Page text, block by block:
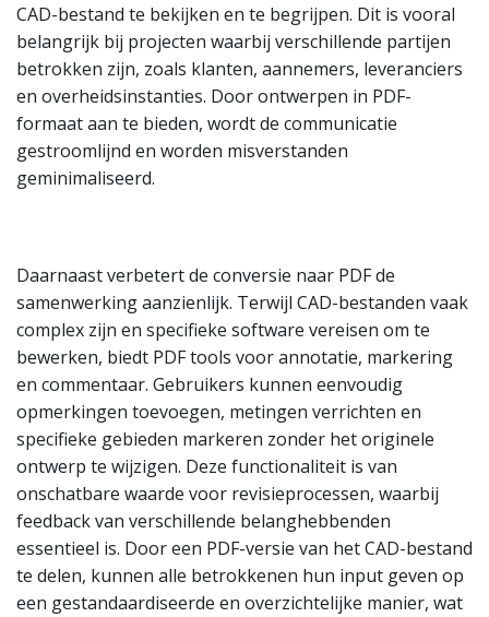
CAD-bestand te bekijken en te begrijpen. Dit is vooral
belangrijk bij projecten waarbij verschillende partijen
betrokken zijn, zoals klanten, aannemers, leveranciers
en overheidsinstanties. Door ontwerpen in PDF-
formaat aan te bieden, wordt de communicatie
gestroomlijnd en worden misverstanden
geminimaliseerd.
Daarnaast verbetert de conversie naar PDF de
samenwerking aanzienlijk. Terwijl CAD-bestanden vaak
complex zijn en specifieke software vereisen om te
bewerken, biedt PDF tools voor annotatie, markering
en commentaar. Gebruikers kunnen eenvoudig
opmerkingen toevoegen, metingen verrichten en
specifieke gebieden markeren zonder het originele
ontwerp te wijzigen. Deze functionaliteit is van
onschatbare waarde voor revisieprocessen, waarbij
feedback van verschillende belanghebbenden
essentieel is. Door een PDF-versie van het CAD-bestand
te delen, kunnen alle betrokkenen hun input geven op
een gestandaardiseerde en overzichtelijke manier, wat